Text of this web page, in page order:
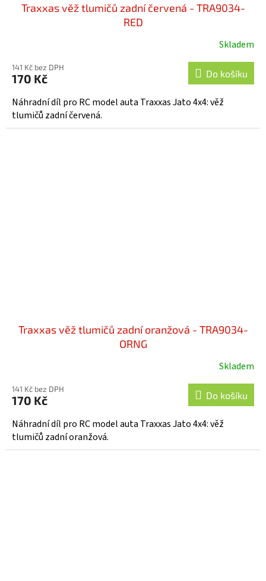
Traxxas věž tlumičů zadní červená - TRA9034-
RED
Skladem
141 Kč bez DPH
170 Kč Do košíku
Náhradní díl pro RC model auta Traxxas Jato 4x4: věž
tlumičů zadní červená.
Traxxas věž tlumičů zadní oranžová - TRA9034-
ORNG
Skladem
141 Kč bez DPH
170 Kč Do košíku
Náhradní díl pro RC model auta Traxxas Jato 4x4: věž
tlumičů zadní oranžová.